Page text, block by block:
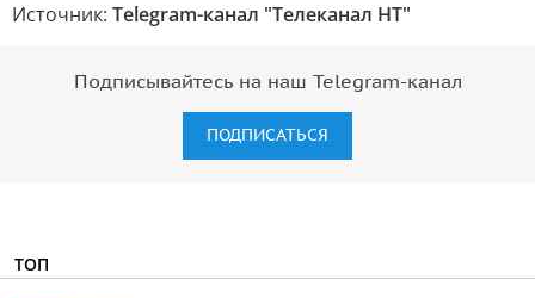
Источник: Telegram-канал "Телеканал НТ"
Подписывайтесь на наш Telegram-канал
ПОДПИСАТЬСЯ
ТОП